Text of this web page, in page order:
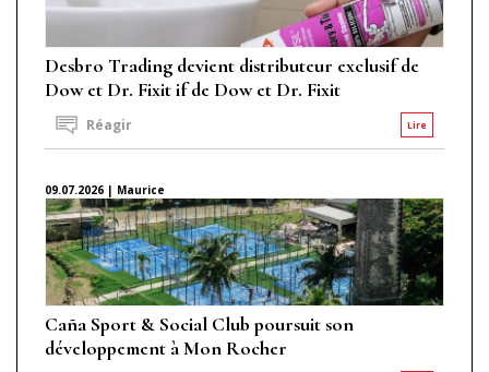
Desbro Trading devient distributeur exclusif de
Dow et Dr. Fixit if de Dow et Dr. Fixit
Lire
Réagir
09.07.2026 | Maurice
Caña Sport & Social Club poursuit son
développement à Mon Rocher